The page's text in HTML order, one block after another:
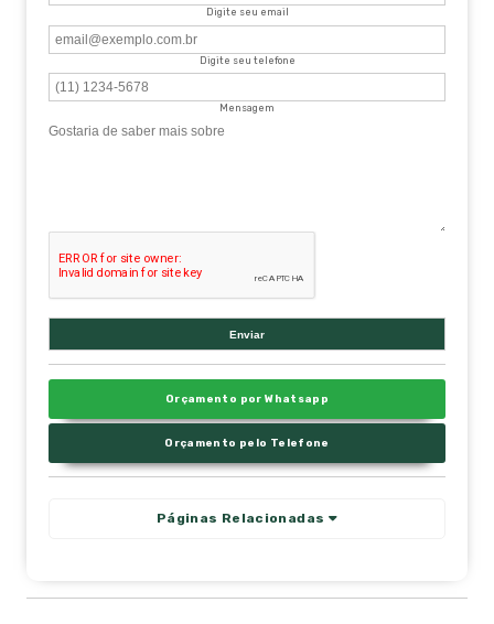
Digite seu email
Digite seu telefone
Mensagem
Orçamento por Whatsapp
Orçamento pelo Telefone
Páginas Relacionadas